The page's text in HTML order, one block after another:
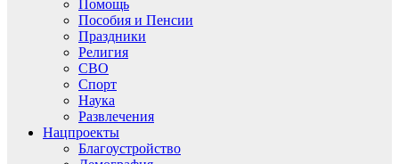
Помощь
Пособия и Пенсии
Праздники
Религия
СВО
Спорт
Наука
Развлечения
Нацпроекты
Благоустройство